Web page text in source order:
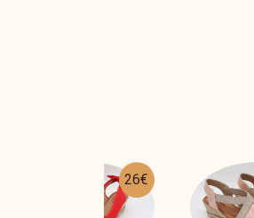
34€